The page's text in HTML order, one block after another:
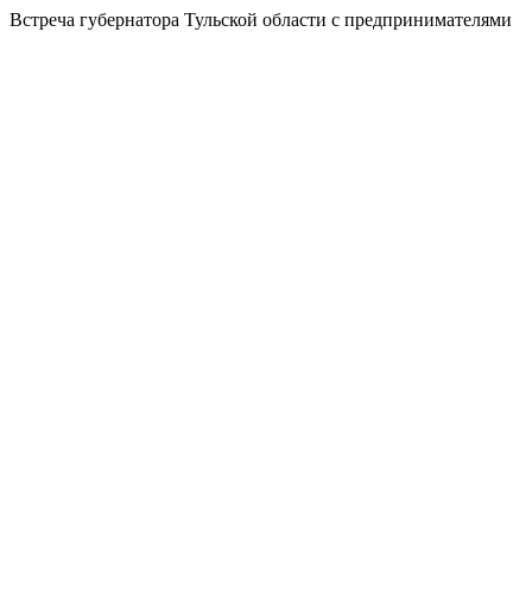
Встреча губернатора Тульской области с предпринимателями